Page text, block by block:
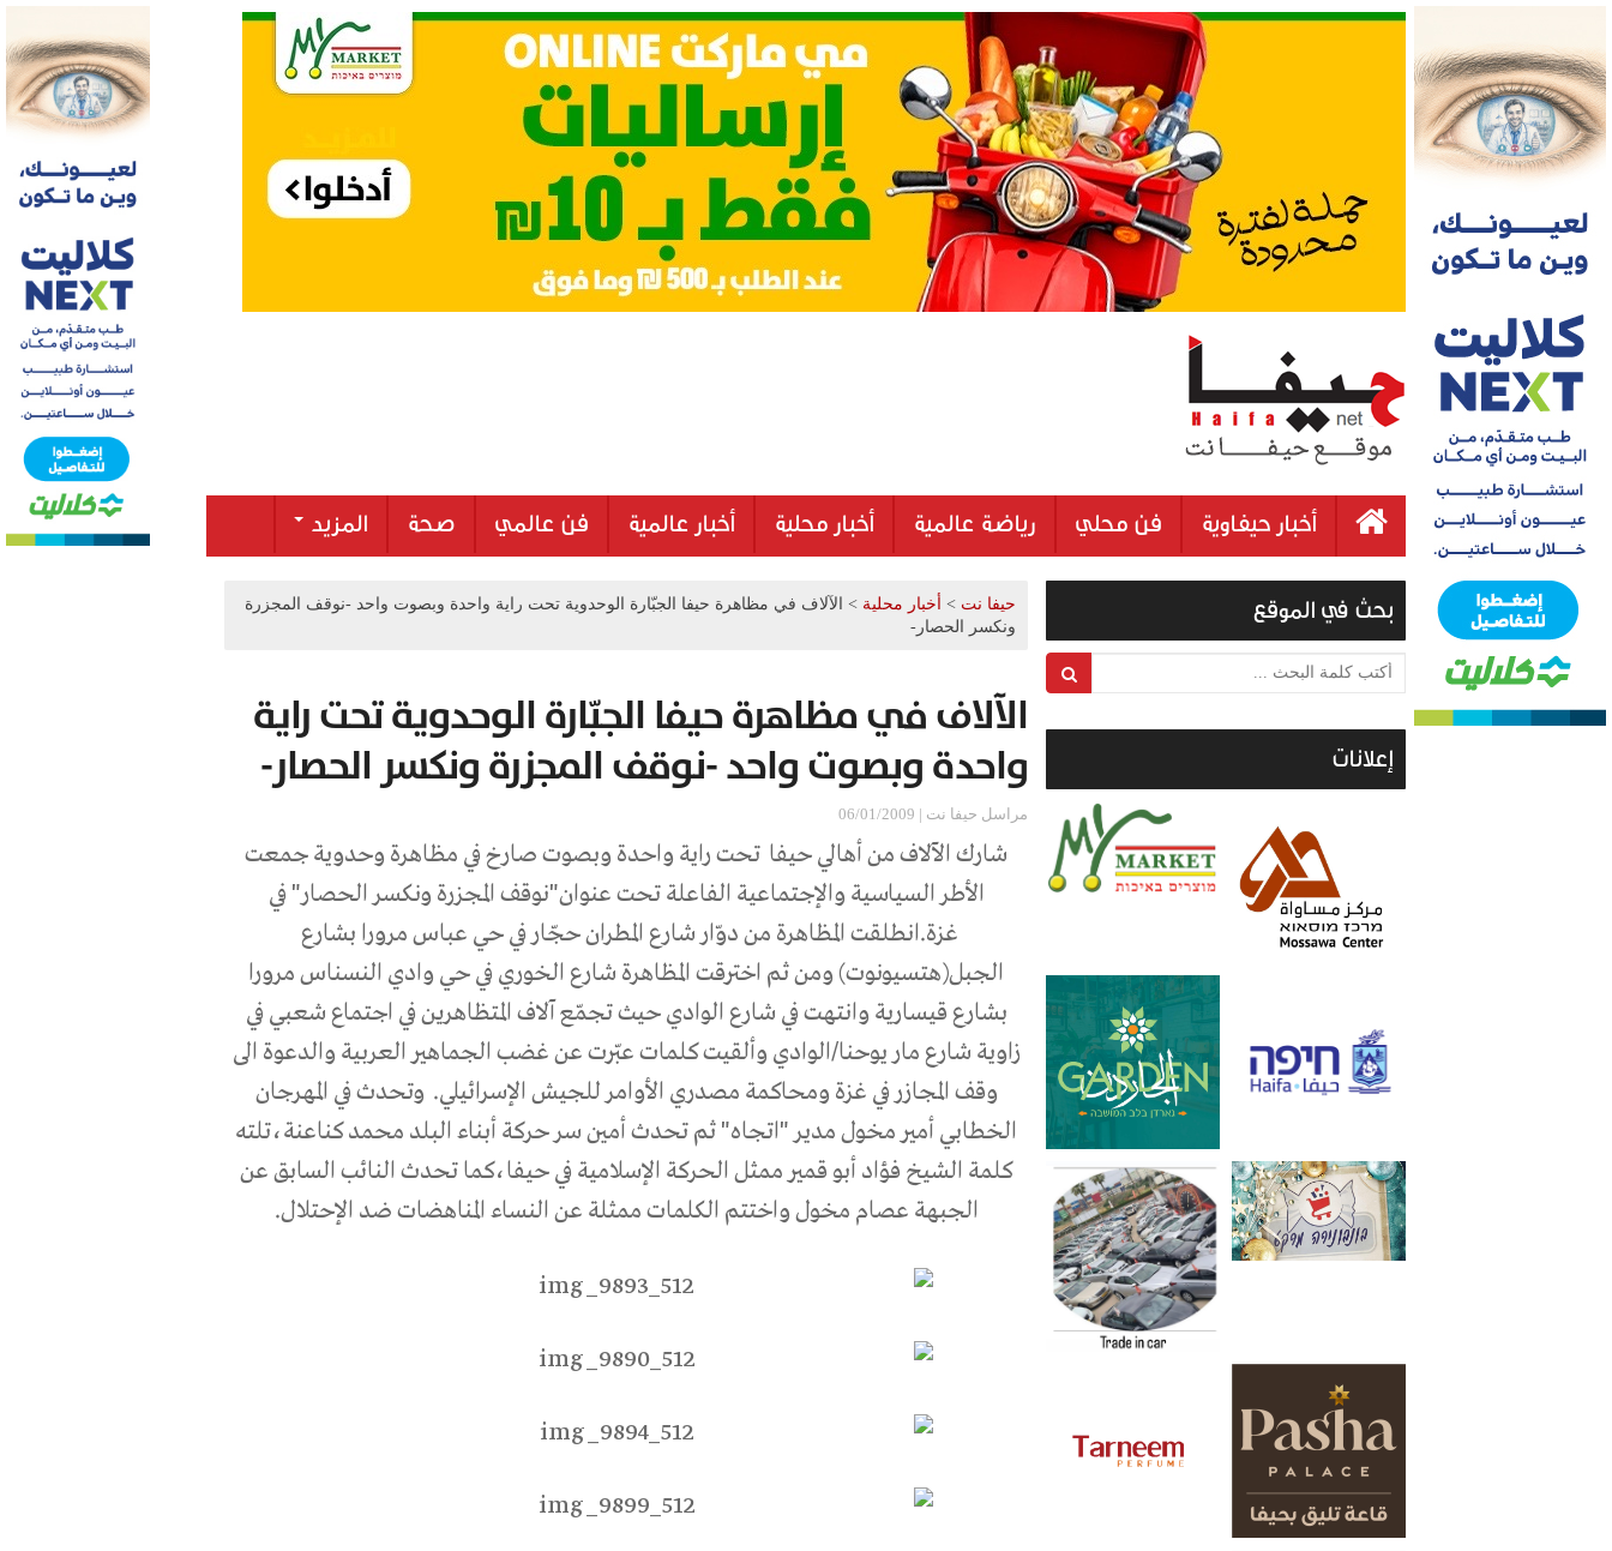
أخبار حيفاوية فن محلي رياضة عالمية أخبار محلية أخبار عالمية فن عالمي صحة المزيد
حيفا نت > أخبار محلية > الآلاف في مظاهرة حيفا الجبّارة الوحدوية تحت راية واحدة وبصوت واحد -نوقف المجزرة
ونكسر الحصار-
الآلاف في مظاهرة حيفا الجبّارة الوحدوية تحت راية
واحدة وبصوت واحد -نوقف المجزرة ونكسر الحصار-
مراسل حيفا نت | 06/01/2009
شارك الآلاف من أهالي حيفا تحت راية واحدة وبصوت صارخ في مظاهرة وحدوية جمعت
الأطر السياسية والإجتماعية الفاعلة تحت عنوان"نوقف المجزرة ونكسر الحصار" في
غزة.انطلقت المظاهرة من دوّار شارع المطران حجّار في حي عباس مرورا بشارع
الجبل(هتسيونوت) ومن ثم اخترقت المظاهرة شارع الخوري في حي وادي النسناس مرورا
بشارع قيسارية وانتهت في شارع الوادي حيث تجمّع آلاف المتظاهرين في اجتماع شعبي في
زاوية شارع مار يوحنا/الوادي وألقيت كلمات عبّرت عن غضب الجماهير العربية والدعوة الى
وقف المجازر في غزة ومحاكمة مصدري الأوامر للجيش الإسرائيلي. وتحدث في المهرجان
الخطابي أمير مخول مدير "اتجاه" ثم تحدث أمين سر حركة أبناء البلد محمد كناعنة،تلته
كلمة الشيخ فؤاد أبو قمير ممثل الحركة الإسلامية في حيفا،كما تحدث النائب السابق عن
الجبهة عصام مخول واختتم الكلمات ممثلة عن النساء المناهضات ضد الإحتلال.
بحث في الموقع
أكتب كلمة البحث ...
إعلانات